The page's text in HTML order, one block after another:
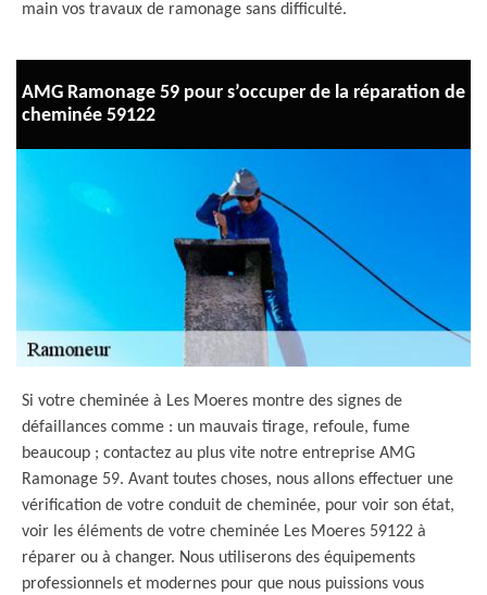
main vos travaux de ramonage sans difficulté.
AMG Ramonage 59 pour s’occuper de la réparation de
cheminée 59122
Si votre cheminée à Les Moeres montre des signes de
défaillances comme : un mauvais tirage, refoule, fume
beaucoup ; contactez au plus vite notre entreprise AMG
Ramonage 59. Avant toutes choses, nous allons effectuer une
vérification de votre conduit de cheminée, pour voir son état,
voir les éléments de votre cheminée Les Moeres 59122 à
réparer ou à changer. Nous utiliserons des équipements
professionnels et modernes pour que nous puissions vous